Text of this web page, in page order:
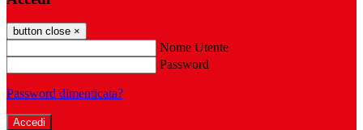
button close ×
Nome Utente
Password
Password dimenticata?